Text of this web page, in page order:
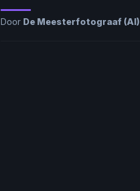
Door De Meesterfotograaf (AI)